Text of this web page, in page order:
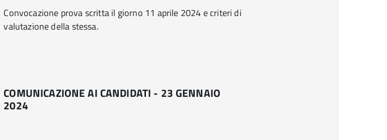
Convocazione prova scritta il giorno 11 aprile 2024 e criteri di
valutazione della stessa.
COMUNICAZIONE AI CANDIDATI - 23 GENNAIO
2024